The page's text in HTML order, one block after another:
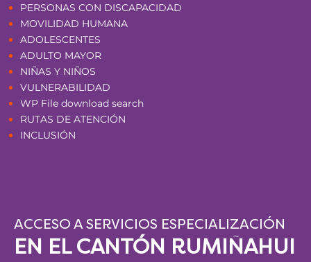
PERSONAS CON DISCAPACIDAD
MOVILIDAD HUMANA
ADOLESCENTES
ADULTO MAYOR
NIÑAS Y NIÑOS
VULNERABILIDAD
WP File download search
RUTAS DE ATENCIÓN
INCLUSIÓN
ACCESO A SERVICIOS ESPECIALIZACIÓN
EN EL CANTÓN RUMIÑAHUI